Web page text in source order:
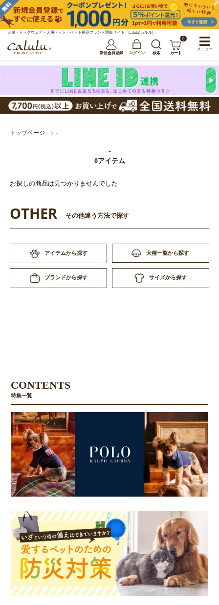
犬服・ドッグウェア・犬用ベッド・ペット用品ブランド通販サイト「Calulu(カルル)」
新規会員登録 ログイン 検索
0
カート
トップページ -
-
0アイテム
お探しの商品は見つかりませんでした
OTHER その他違う方法で探す
アイテムから探す 犬種一覧から探す
ブランドから探す サイズから探す
メニュー
CONTENTS
特集一覧